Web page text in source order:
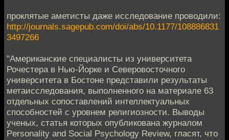
проклятые аметисты даже исследование проводили:
http://journals.sagepub.com/doi/abs/10.1177/108886831
3497266
"Американские специалисты из университета
Рочестера в Нью-Йорке и Северовосточного
университета в Бостоне представили результаты
метаисследования, выполненного на материале 63
отдельных сопоставлений интеллектуальных
способностей с уровнем религиозности. Выводы
ученых, статья которых опубликована журналом
Personality and Social Psychology Review, гласят, что